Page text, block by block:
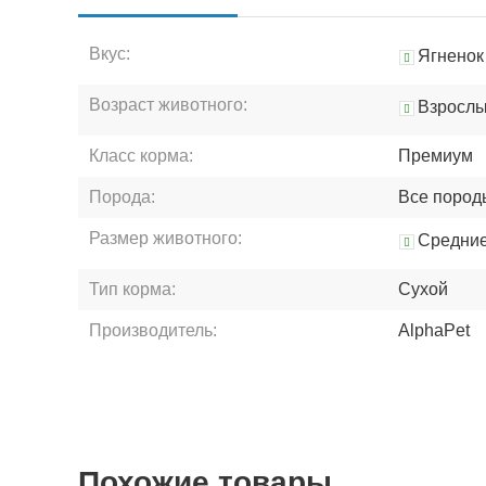
Вкус: Ягненок
Возраст животного:
Класс корма: Премиум
Порода: Все
Размер животного:
Тип корма: Сухой
Производитель: AlphaPet